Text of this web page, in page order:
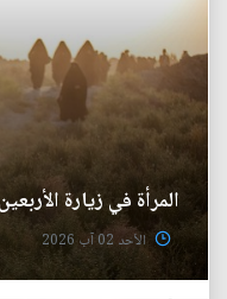
المرأة في زيارة
الأحد 02 آب 2026